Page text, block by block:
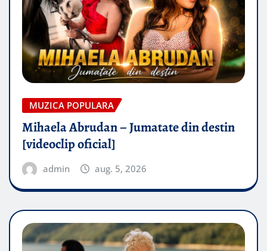
MUZICA POPULARA
Mihaela Abrudan – Jumatate din destin
[videoclip oficial]
admin aug. 5, 2026